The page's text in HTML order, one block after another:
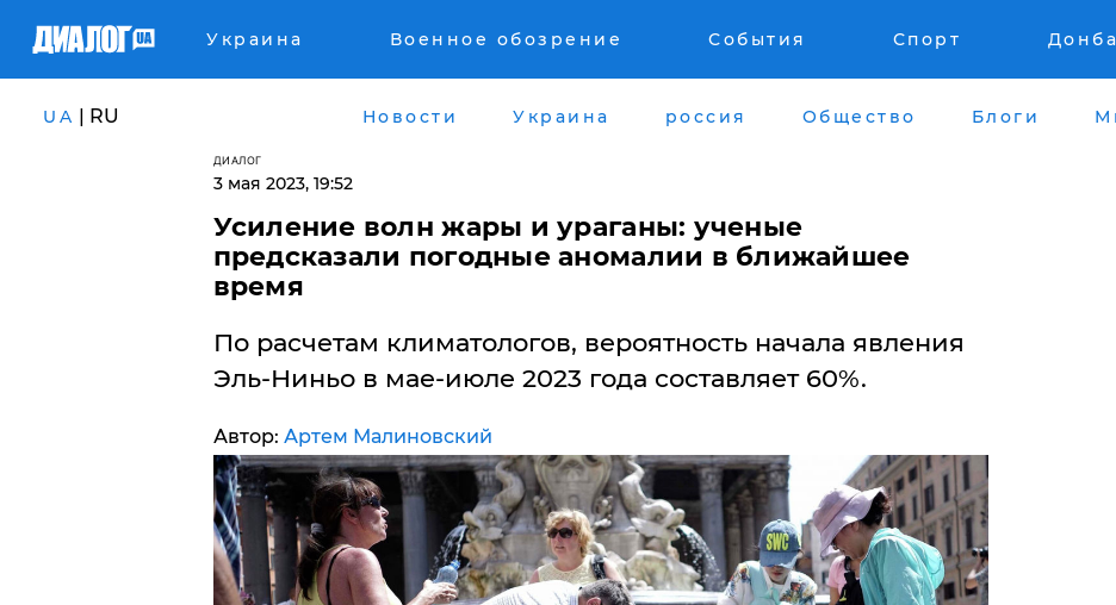
Украина Военное обозрение События Спорт
UA | RU Новости Украина россия Общество Блоги
ДИАЛОГ
3 мая 2023, 19:52
Усиление волн жары и ураганы: ученые
предсказали погодные аномалии в ближайшее
время
По расчетам климатологов, вероятность начала явления
Эль-Ниньо в мае-июле 2023 года составляет 60%.
Автор: Артем Малиновский